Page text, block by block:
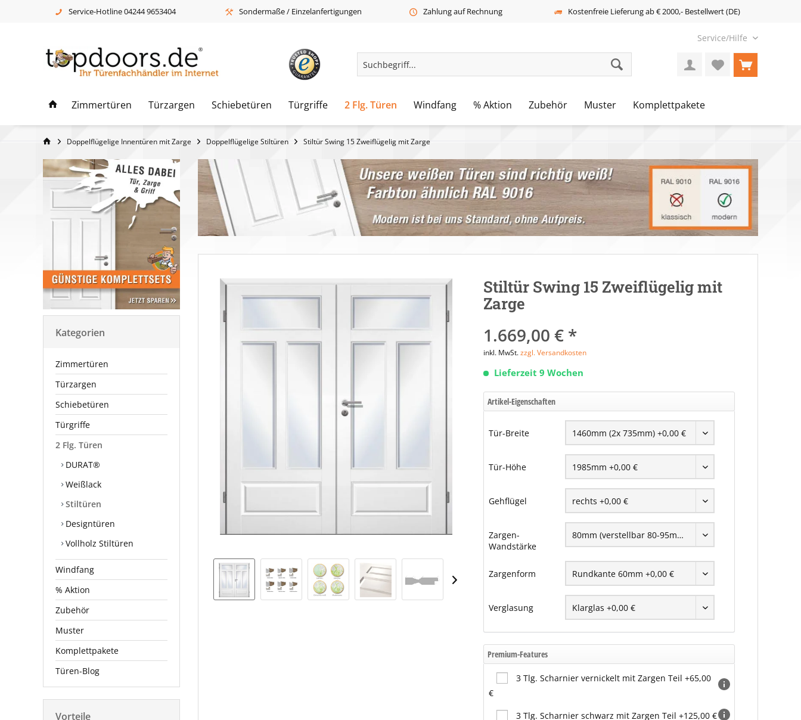
Service-Hotline 04244 9653404 Sondermaße / Einzelanfertigungen Zahlung auf Rechnung Kostenfreie Lieferung ab € 2000,- Bestellwert (DE)
Service/Hilfe
Zimmertüren Türzargen Schiebetüren Türgriffe 2 Flg. Türen Windfang % Aktion Zubehör Muster Komplettpakete
Doppelflügelige Innentüren mit Zarge Doppelflügelige Stiltüren Stiltür Swing 15 Zweiflügelig mit Zarge
Kategorien
Zimmertüren
Türzargen
Schiebetüren
Türgriffe
2 Flg. Türen
DURAT®
Weißlack
Stiltüren
Designtüren
Vollholz Stiltüren
Windfang
% Aktion
Zubehör
Muster
Komplettpakete
Türen-Blog
Vorteile
Stiltür Swing 15 Zweiflügelig mit
Zarge
1.669,00 € *
inkl. MwSt.zzgl. Versandkosten
Lieferzeit 9 Wochen
Artikel-Eigenschaften
Tür-Breite
Tür-Höhe
Gehflügel
Zargen-
Wandstärke
Zargenform
Verglasung
Premium-Features
3 Tlg. Scharnier vernickelt mit Zargen Teil +65,00
€
3 Tlg. Scharnier schwarz mit Zargen Teil +125,00 €